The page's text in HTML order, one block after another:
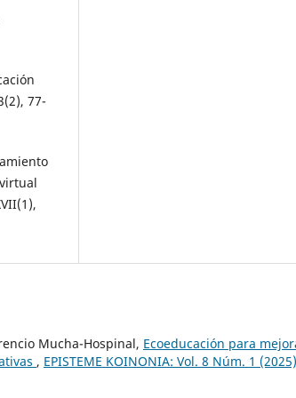
77-
Mucha-Hospinal, Ecoeducación para
, EPISTEME KOINONIA: Vol. 8 Núm. 1